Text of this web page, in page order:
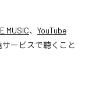
MUSIC、 YouTube
ービスで聴くこと